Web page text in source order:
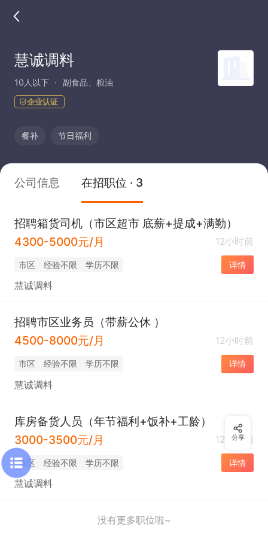
慧诚调料
10人以下 副食品、粮油
企业认证
餐补 节日福利
公司信息 在招职位 · 3
招聘箱货司机（市区超市 底薪+提成+满勤）
4300-5000元/月
12小时前
市区 经验不限 学历不限 详情
慧诚调料
招聘市区业务员（带薪公休 ）
4500-8000元/月
12小时前
市区 经验不限 学历不限 详情
慧诚调料
库房备货人员（年节福利+饭补+工龄）
3000-3500元/月
12小时前
市区 经验不限 学历不限 详情
慧诚调料
没有更多职位啦~
分享